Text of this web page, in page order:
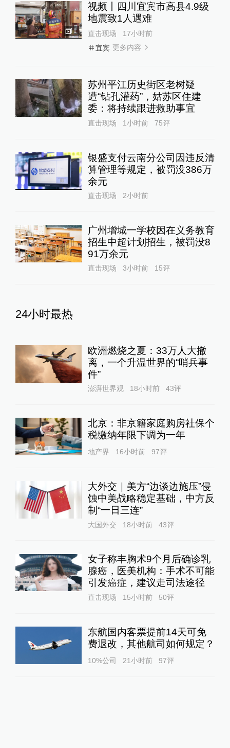
1
视频丨四川宜宾市高县4.9级
地震致1人遇难
直击现场
17小时前
宜宾 更多内容
苏州平江历史街区老树疑
遭“钻孔灌药”，姑苏区住建
委：将持续跟进救助事宜
直击现场 1小时前 75评
银盛支付云南分公司因违反清
算管理等规定，被罚没386万
余元
直击现场 2小时前
广州增城一学校因在义务教育
招生中超计划招生，被罚没8
91万余元
直击现场 3小时前 15评
24小时最热
欧洲燃烧之夏：33万人大撤
离，一个升温世界的“哨兵事
件”
澎湃世界观 18小时前 43评
北京：非京籍家庭购房社保个
税缴纳年限下调为一年
地产界 16小时前 97评
大外交｜美方“边谈边施压”侵
蚀中美战略稳定基础，中方反
制“一日三连”
大国外交 18小时前 43评
女子称丰胸术9个月后确诊乳
腺癌，医美机构：手术不可能
引发癌症，建议走司法途径
直击现场 15小时前 50评
东航国内客票提前14天可免
费退改，其他航司如何规定？
10%公司 21小时前 97评